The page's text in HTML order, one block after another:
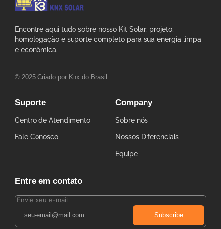
Encontre aqui tudo sobre nosso Kit Solar: projeto,
homologação e suporte completo para sua energia limpa
e econômica.
© 2025 Criado por Knx do Brasil
Suporte
Centro de Atendimento
Fale Conosco
Company
Sobre nós
Nossos Diferenciais
Equipe
Entre em contato
Envie seu e-mail
Subscribe